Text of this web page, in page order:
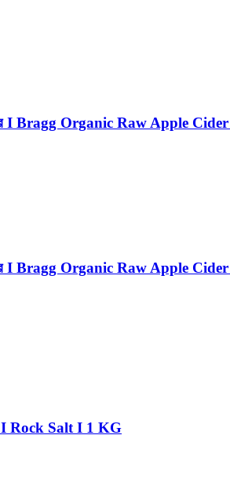
মাদার I Bragg Organic Raw Apple
মাদার I Bragg Organic Raw Apple
I Rock Salt I 1 KG